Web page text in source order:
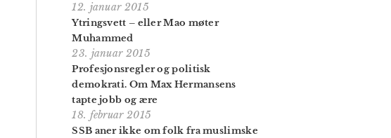
12. januar 2015
Ytringsvett – eller Mao møter
Muhammed
23. januar 2015
Profesjonsregler og politisk
demokrati. Om Max Hermansens
tapte jobb og ære
18. februar 2015
SSB aner ikke om folk fra muslimske